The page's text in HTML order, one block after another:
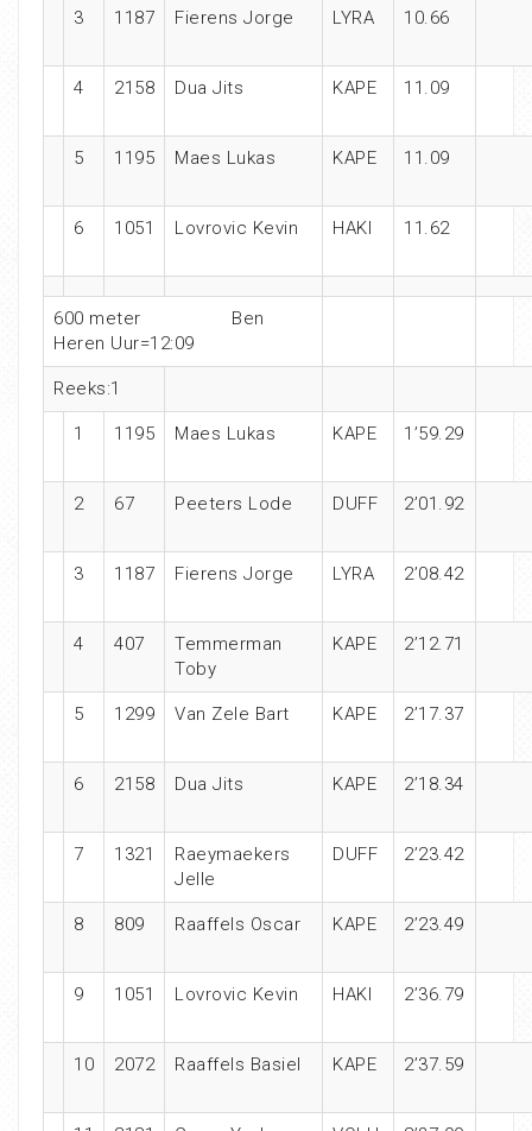
3 1187 Fierens Jorge LYRA 10.66
4 2158 Dua Jits KAPE 11.09
5 1195 Maes Lukas KAPE 11.09
6 1051 Lovrovic Kevin HAKI 11.62
600 meter Ben
Heren Uur=12:09
Reeks:1
1 1195 Maes Lukas KAPE 1’59.29
2 67 Peeters Lode DUFF 2’01.92
3 1187 Fierens Jorge LYRA 2’08.42
4 407
Temmerman
Toby
KAPE 2’12.71
5 1299 Van Zele Bart KAPE 2’17.37
6 2158 Dua Jits KAPE 2’18.34
7 1321
Raeymaekers
Jelle
DUFF 2’23.42
8 809 Raaffels Oscar KAPE 2’23.49
9 1051 Lovrovic Kevin HAKI 2’36.79
10 2072 Raaffels Basiel KAPE 2’37.59